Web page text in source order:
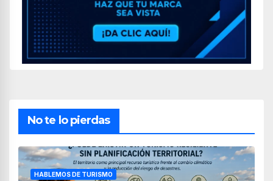
No te lo pierdas
HABLEMOS DE TURISMO